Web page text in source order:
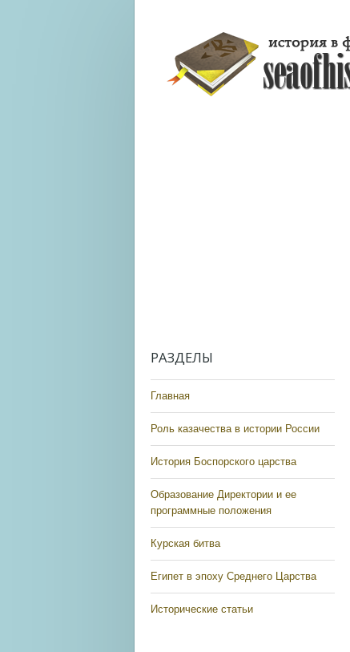
РАЗДЕЛЫ
Главная
Роль казачества в истории России
История Боспорского царства
Образование Директории и ее
программные положения
Курская битва
Египет в эпоху Среднего Царства
Исторические статьи